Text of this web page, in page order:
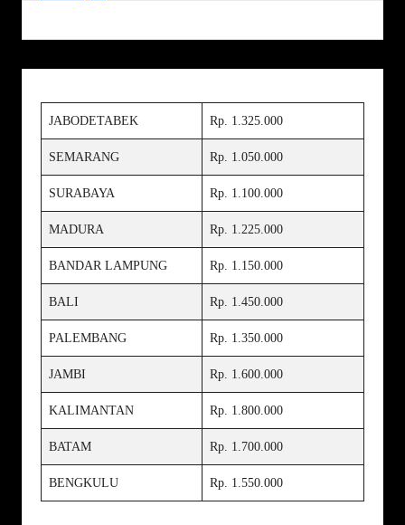
JABODETABEK Rp. 1.325.000
SEMARANG Rp. 1.050.000
SURABAYA Rp. 1.100.000
MADURA Rp. 1.225.000
BANDAR LAMPUNG Rp. 1.150.000
BALI Rp. 1.450.000
PALEMBANG Rp. 1.350.000
JAMBI Rp. 1.600.000
KALIMANTAN Rp. 1.800.000
BATAM Rp. 1.700.000
BENGKULU Rp. 1.550.000